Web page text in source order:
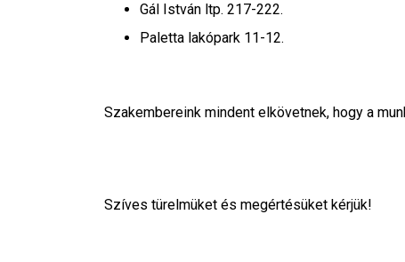
Gál István ltp. 217-222.
Paletta lakópark 11-12.
Szakembereink mindent elkövetnek, hogy a
Szíves türelmüket és megértésüket kérjük!